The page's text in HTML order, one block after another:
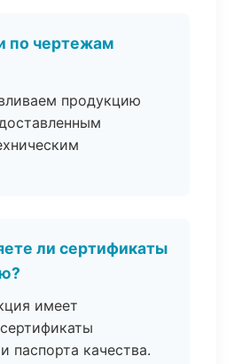
по чертежам
продукцию
ли сертификаты
имеет
паспорта качества.